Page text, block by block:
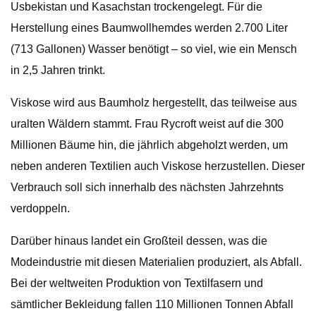
Usbekistan und Kasachstan trockengelegt. Für die
Herstellung eines Baumwollhemdes werden 2.700 Liter
(713 Gallonen) Wasser benötigt – so viel, wie ein Mensch
in 2,5 Jahren trinkt.
Viskose wird aus Baumholz hergestellt, das teilweise aus
uralten Wäldern stammt. Frau Rycroft weist auf die 300
Millionen Bäume hin, die jährlich abgeholzt werden, um
neben anderen Textilien auch Viskose herzustellen. Dieser
Verbrauch soll sich innerhalb des nächsten Jahrzehnts
verdoppeln.
Darüber hinaus landet ein Großteil dessen, was die
Modeindustrie mit diesen Materialien produziert, als Abfall.
Bei der weltweiten Produktion von Textilfasern und
sämtlicher Bekleidung fallen 110 Millionen Tonnen Abfall